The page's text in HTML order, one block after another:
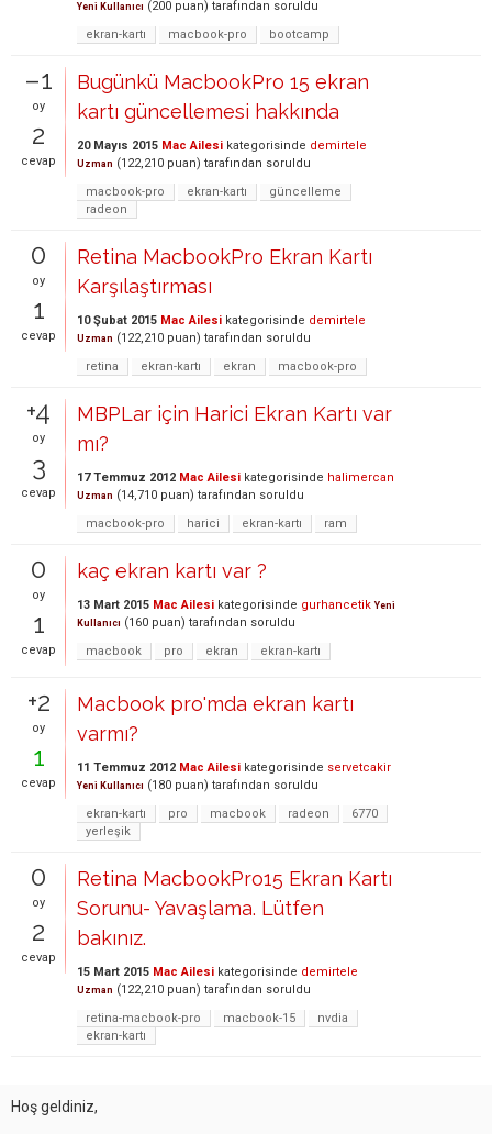
Yeni Kullanıcı (200 puan) tarafından soruldu
ekran-kartı
macbook-pro bootcamp
–1
oy
2
cevap
Bugünkü MacbookPro 15 ekran
kartı güncellemesi hakkında
20 Mayıs 2015 Mac Ailesi kategorisinde demirtele
Uzman (122,210 puan) tarafından soruldu
macbook-pro
ekran-kartı
güncelleme
radeon
0
oy
1
cevap
Retina MacbookPro Ekran Kartı
Karşılaştırması
10 Şubat 2015 Mac Ailesi kategorisinde demirtele
Uzman (122,210 puan) tarafından soruldu
retina
ekran-kartı ekran macbook-pro
+4
oy
3
cevap
MBPLar için Harici Ekran Kartı var
mı?
17 Temmuz 2012 Mac Ailesi kategorisinde halimercan
Uzman (14,710 puan) tarafından soruldu
macbook-pro
harici ekran-kartı ram
0
oy
1
cevap
kaç ekran kartı var ?
13 Mart 2015 Mac Ailesi kategorisinde gurhancetik Yeni
Kullanıcı (160 puan) tarafından soruldu
macbook
pro ekran ekran-kartı
+2
oy
1
cevap
Macbook pro'mda ekran kartı
varmı?
11 Temmuz 2012 Mac Ailesi kategorisinde servetcakir
Yeni Kullanıcı (180 puan) tarafından soruldu
ekran-kartı
pro macbook radeon
6770
yerleşik
0
oy
2
cevap
Retina MacbookPro15 Ekran Kartı
Sorunu- Yavaşlama. Lütfen
bakınız.
15 Mart 2015 Mac Ailesi kategorisinde demirtele
Uzman (122,210 puan) tarafından soruldu
retina-macbook-pro
macbook-15
nvdia
ekran-kartı
Hoş geldiniz,